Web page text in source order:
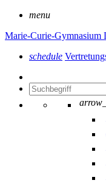
menu
Marie-Curie-Gymnasium
schedule